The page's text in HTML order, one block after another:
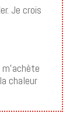
Je crois
chaleur